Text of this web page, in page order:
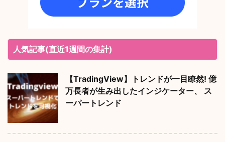
人気記事(直近1週間の集計)
【TradingView】トレンドが一目瞭然! 億
万長者が生み出したインジケーター、 ス
ーパートレンド